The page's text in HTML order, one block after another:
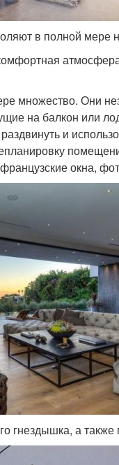
в полной мере
множество. Они
на балкон или
и
окна,
а также